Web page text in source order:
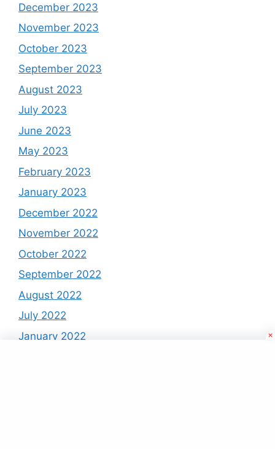
December 2023
November 2023
October 2023
September 2023
August 2023
July 2023
June 2023
May 2023
February 2023
January 2023
December 2022
November 2022
October 2022
September 2022
August 2022
July 2022
January 2022